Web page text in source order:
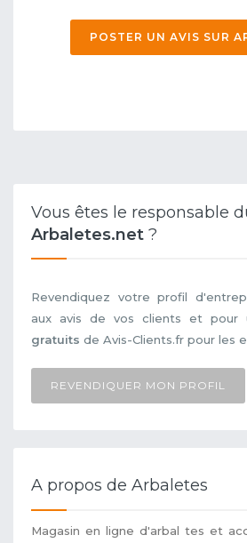
POSTER UN AVIS SUR
Vous êtes le responsable
Arbaletes.net ?
Revendiquez votre profil
aux avis de vos clients et pour
gratuits de Avis-Clients.fr pour les
REVENDIQUER MON PROFIL
A propos de Arbaletes
Magasin en ligne d'arbal tes et